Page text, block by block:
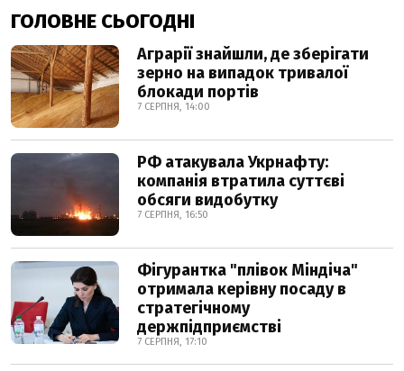
ГОЛОВНЕ СЬОГОДНІ
Аграрії знайшли, де зберігати
зерно на випадок тривалої
блокади портів
7 СЕРПНЯ, 14:00
РФ атакувала Укрнафту:
компанія втратила суттєві
обсяги видобутку
7 СЕРПНЯ, 16:50
Фігурантка "плівок Міндіча"
отримала керівну посаду в
стратегічному
держпідприємстві
7 СЕРПНЯ, 17:10